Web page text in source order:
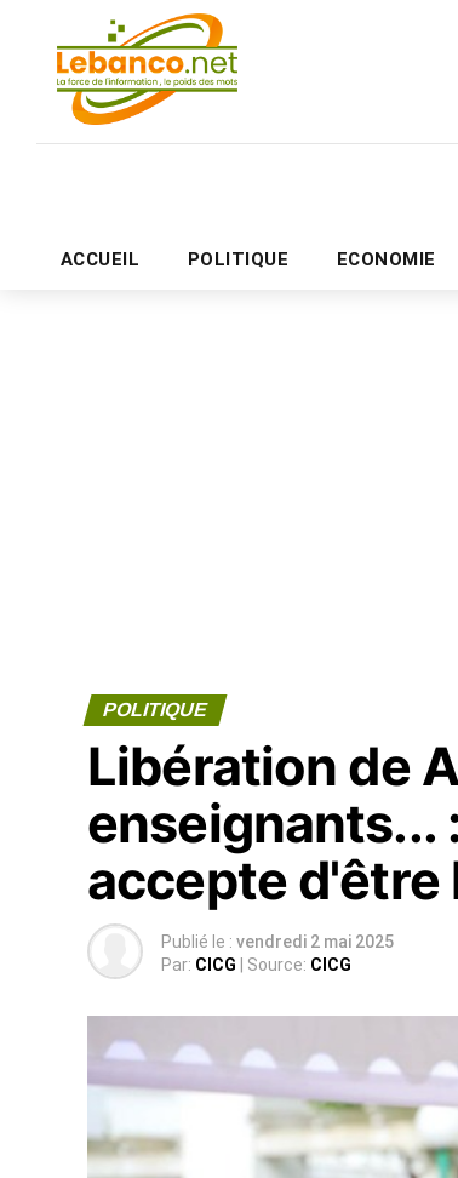
ACCUEIL POLITIQUE ECONOMIE
POLITIQUE
Libération de
enseignants...
accepte d'être
Publié le : vendredi 2 mai 2025
Par: CICG | Source: CICG